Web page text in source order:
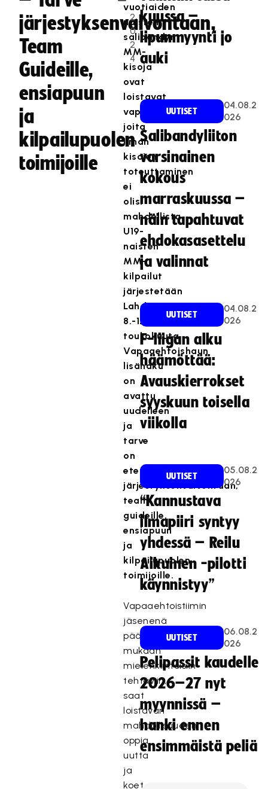
järjestyksenvalvontaan,
Team
Guideille,
ensiapuun
ja
kilpailupuolen
toimijoille
.
2
0
2
4
vuotiaiden
naisten
salibandyn
MM-
kisoja
ovat
loistavat
vapaaehtoiset,
joita
ilman
kisojen
toteuttaminen
ei
olisi
mahdollista.
U19-
naisten
MM-
kilpailut
järjestetään
Lahdessa
8.-12.
toukokuuta.
Vapaaehtoishaun
lisähaku
on
avattu
uudelleen
ja
tarve
on
etenkin
järjestyksenvalvontaan,
team
guideille,
ensiapuun
ja
kilpailupuolen
toimijoille.
Vapaaehtoistiimin
jäsenenä
pääset
mukaan
mielenkiintoisiin
tehtäviin,
saat
loistavan
mahdollisuuden
oppia
uutta
ja
koet
kuussa –
lipunmyynti jo
auki
UUTISET
04.08.2
026
Salibandyliiton
varsinainen
kokous
marraskuussa –
näin tapahtuvat
ehdokasasettelu
ja valinnat
UUTISET
04.08.2
026
F-liigan alku
häämöttää:
Avauskierrokset
syyskuun toisella
viikolla
UUTISET
05.08.2
026
“Kannustava
ilmapiiri syntyy
yhdessä – Reilu
Aikuinen -pilotti
käynnistyy”
UUTISET
06.08.2
026
Pelipassit kaudelle
2026–27 nyt
myynnissä –
hanki ennen
ensimmäistä peliä